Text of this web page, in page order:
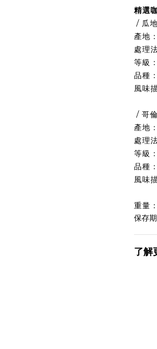
精選
/ 瓜
產地
處理
等級
品種
風味
/ 哥
產地
處理
等級
品種
風味
重量
保存
了解